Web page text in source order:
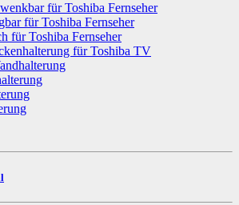
für Toshiba Fernseher
für Toshiba Fernseher
für Toshiba Fernseher
für Toshiba TV